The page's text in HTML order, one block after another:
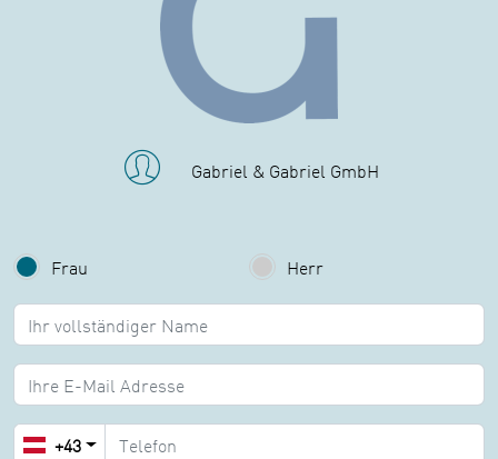
Gabriel & Gabriel GmbH
Frau
Herr
Name:
E-Mail:
+43